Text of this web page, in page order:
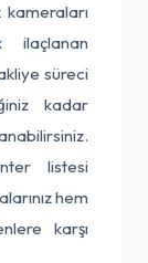
süreci
kadar
listesi
hem
karşı